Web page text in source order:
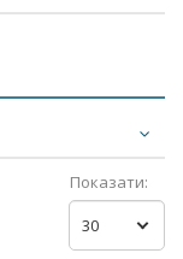
Показати:
30